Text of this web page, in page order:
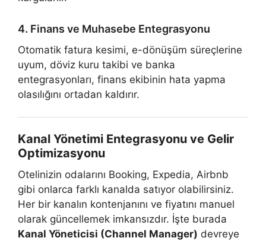
4. Finans ve Muhasebe Entegrasyonu
Otomatik fatura kesimi, e-dönüşüm süreçlerine
uyum, döviz kuru takibi ve banka
entegrasyonları, finans ekibinin hata yapma
olasılığını ortadan kaldırır.
Kanal Yönetimi Entegrasyonu ve Gelir
Optimizasyonu
Otelinizin odalarını Booking, Expedia, Airbnb
gibi onlarca farklı kanalda satıyor olabilirsiniz.
Her bir kanalın kontenjanını ve fiyatını manuel
olarak güncellemek imkansızdır. İşte burada
Kanal Yöneticisi (Channel Manager) devreye